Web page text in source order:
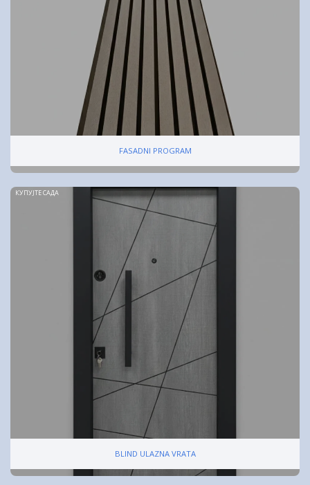
FASADNI PROGRAM
КУПУЈТЕ САДА
BLIND ULAZNA VRATA